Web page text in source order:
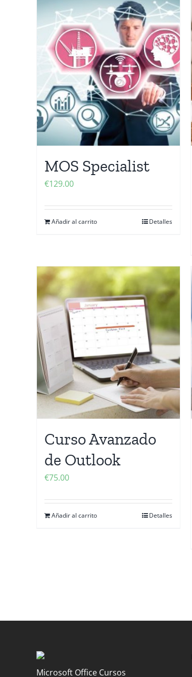
MOS Specialist
€129.00
Añadir al carrito Detalles
Curso Avanzado
de Outlook
€75.00
Añadir al carrito Detalles
Microsoft Office Cursos